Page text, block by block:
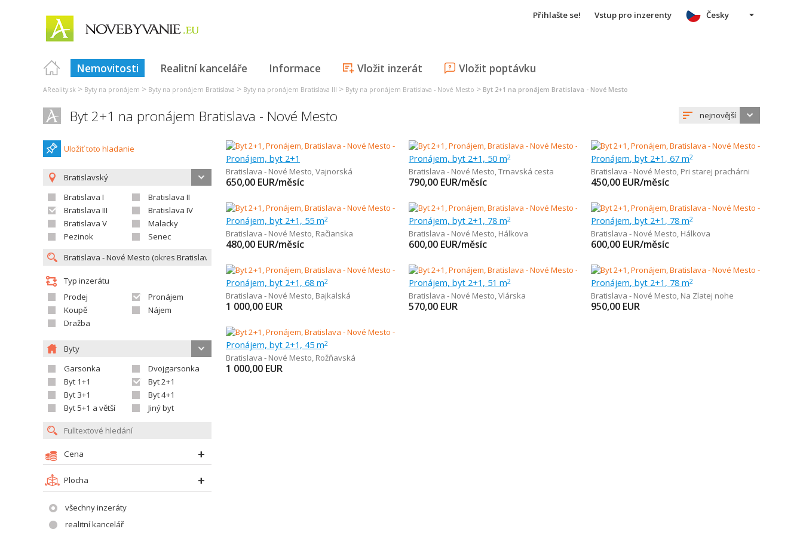
Přihlašte se! Vstup pro inzerenty
Nemovitosti Realitní kanceláře Informace Vložit inzerát Vložit poptávku
Česky
AReality.sk > Byty na pronájem > Byty na pronájem Bratislava > Byty na pronájem Bratislava III > Byty na pronájem Bratislava - Nové Mesto > Byt 2+1 na pronájem Bratislava - Nové Mesto
Byt 2+1 na pronájem Bratislava - Nové Mesto nejnovější
Uložiť toto hladanie
Bratislavský
Bratislava I
Bratislava II
Bratislava III
Bratislava IV
Bratislava V
Malacky
Pezinok
Senec
Typ inzerátu
Prodej
Pronájem
Koupě
Nájem
Dražba
Byty
Garsonka
Dvojgarsonka
Byt 1+1
Byt 2+1
Byt 3+1
Byt 4+1
Byt 5+1 a větší
Jiný byt
Cena
Plocha
všechny inzeráty
realitní kancelář
Pronájem, byt 2+1
Bratislava - Nové Mesto,Vajnorská
650,00 EUR/měsíc
Pronájem, byt 2+1, 50 m2
Bratislava - Nové Mesto,Trnavská cesta
790,00 EUR/měsíc
Pronájem, byt 2+1, 67 m2
Bratislava - Nové Mesto, Pri starej prachárni
450,00 EUR/měsíc
Pronájem, byt 2+1, 55 m2
Bratislava - Nové Mesto, Račianska
480,00 EUR/měsíc
Pronájem, byt 2+1, 78 m2
Bratislava - Nové Mesto, Hálkova
600,00 EUR/měsíc
Pronájem, byt 2+1, 78 m2
Bratislava - Nové Mesto, Hálkova
600,00 EUR/měsíc
Pronájem, byt 2+1, 68 m2
Bratislava - Nové Mesto, Bajkalská
1 000,00 EUR
Pronájem, byt 2+1, 51 m2
Bratislava - Nové Mesto,Vlárska
570,00 EUR
Pronájem, byt 2+1, 78 m2
Bratislava - Nové Mesto, Na Zlatej nohe
950,00 EUR
Pronájem, byt 2+1, 45 m2
Bratislava - Nové Mesto, Rožňavská
1 000,00 EUR